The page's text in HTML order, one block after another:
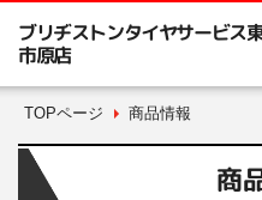
ブリヂストンタイヤサービス
市原店
TOPページ 商品情報
商